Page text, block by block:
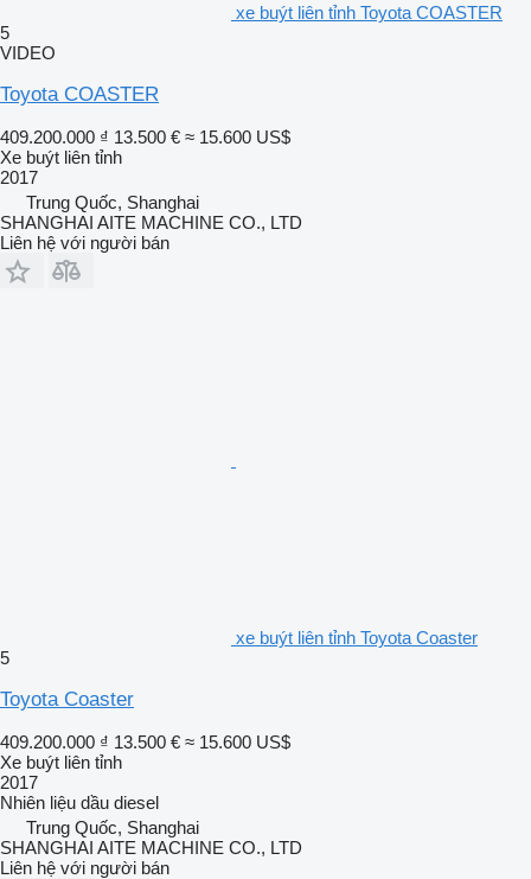
xe buýt liên tỉnh Toyota COASTER
5
VIDEO
Toyota COASTER
409.200.000 ₫ 13.500 € ≈ 15.600 US$
Xe buýt liên tỉnh
2017
Trung Quốc, Shanghai
SHANGHAI AITE MACHINE CO., LTD
Liên hệ với người bán
xe buýt liên tỉnh Toyota Coaster
5
Toyota Coaster
409.200.000 ₫ 13.500 € ≈ 15.600 US$
Xe buýt liên tỉnh
2017
Nhiên liệu dầu diesel
Trung Quốc, Shanghai
SHANGHAI AITE MACHINE CO., LTD
Liên hệ với người bán